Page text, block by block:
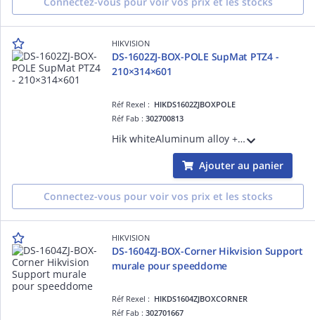
HIKVISION
DS-1602ZJ-BOX-POLE SupMat PTZ4 -
210×314×601
Réf Rexel : HIKDS1602ZJBOXPOLE
Réf Fab :302700813
Hik whiteAluminum alloy + steel209.7×314×600.8mm
Ajouter au panier
Connectez-vous pour voir vos prix et les stocks
HIKVISION
DS-1604ZJ-BOX-Corner Hikvision Support
murale pour speeddome
Réf Rexel : HIKDS1604ZJBOXCORNER
Réf Fab :302701667